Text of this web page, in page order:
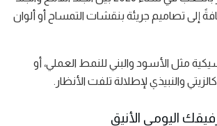
إلى تصاميم جريئة بنقشات التمساح أو ألوان
مثل الأسود والبني للنمط العملي، أو
كالزيتي والنبيذي لإطلالة تلفت الأنظار.
اليومي الأنيق